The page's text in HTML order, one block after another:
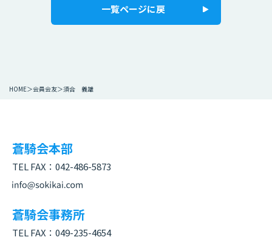
一覧ページに戻
HOME 会員会友 須合 義雄
蒼騎会本部
TEL FAX： 042-486-5873
蒼騎会事務所
TEL FAX： 049-235-4654